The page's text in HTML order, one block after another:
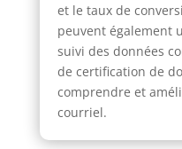
et le taux de
peuvent également
suivi des données
de certification de
comprendre et
courriel.